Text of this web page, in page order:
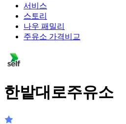
서비스
스토리
나우 패밀리
주유소 가격비교
한밭대로주유소